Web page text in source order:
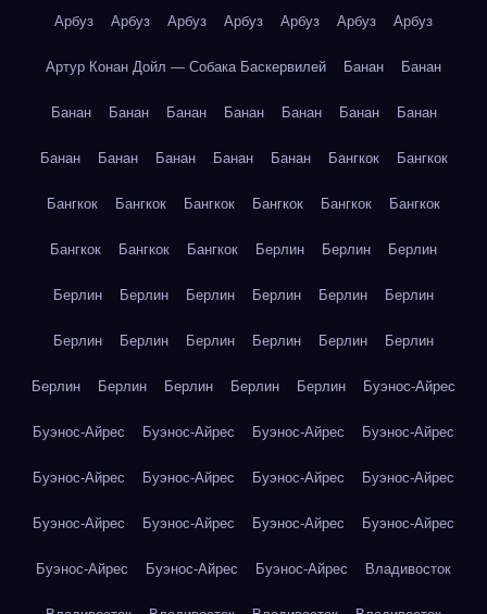
Арбуз Арбуз Арбуз Арбуз Арбуз Арбуз Арбуз
Артур Конан Дойл — Собака Баскервилей Банан Банан
Банан Банан Банан Банан Банан Банан Банан
Банан Банан Банан Банан Банан Бангкок Бангкок
Бангкок Бангкок Бангкок Бангкок Бангкок Бангкок
Бангкок Бангкок Бангкок Берлин Берлин Берлин
Берлин Берлин Берлин Берлин Берлин Берлин
Берлин Берлин Берлин Берлин Берлин Берлин
Берлин Берлин Берлин Берлин Берлин Буэнос-Айрес
Буэнос-Айрес Буэнос-Айрес Буэнос-Айрес Буэнос-Айрес
Буэнос-Айрес Буэнос-Айрес Буэнос-Айрес Буэнос-Айрес
Буэнос-Айрес Буэнос-Айрес Буэнос-Айрес Буэнос-Айрес
Буэнос-Айрес Буэнос-Айрес Буэнос-Айрес Владивосток